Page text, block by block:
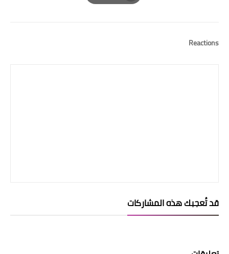
Print
Reactions
قد تُعجبك هذه المشاركات